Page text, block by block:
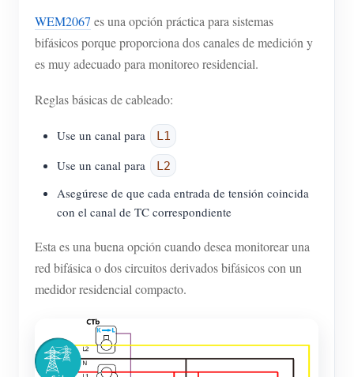
WEM2067 es una opción práctica para sistemas
bifásicos porque proporciona dos canales de medición y
es muy adecuado para monitoreo residencial.
Reglas básicas de cableado:
Use un canal para L1
Use un canal para L2
Asegúrese de que cada entrada de tensión coincida
con el canal de TC correspondiente
Esta es una buena opción cuando desea monitorear una
red bifásica o dos circuitos derivados bifásicos con un
medidor residencial compacto.